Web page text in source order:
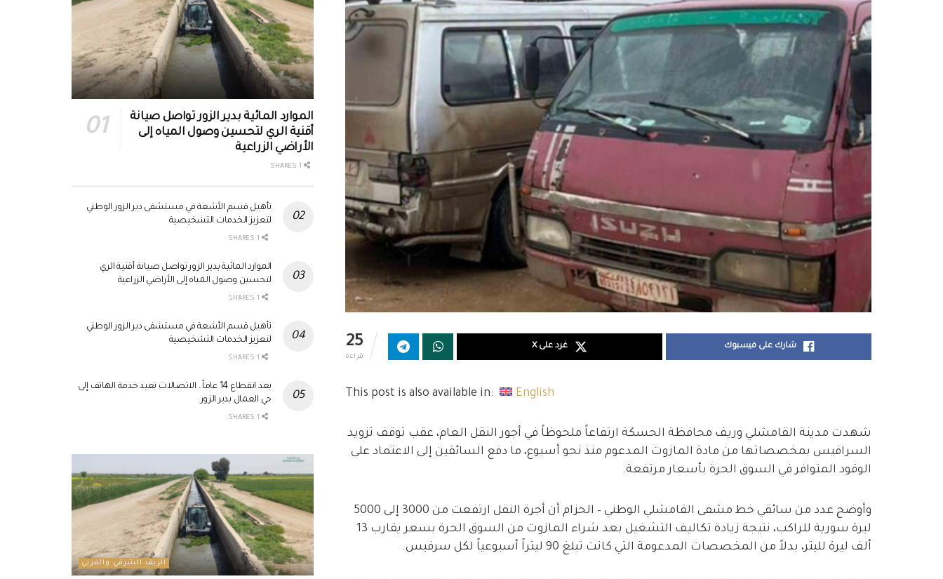
25
قراءة
شارك على فيسبوك غرد على X
This post is also available in: English
شهدت مدينة القامشلي وريف محافظة الحسكة ارتفاعاً ملحوظاً في أجور النقل العام، عقب توقف تزويد
السرافيس بمخصصاتها من مادة المازوت المدعوم منذ نحو أسبوع، ما دفع السائقين إلى الاعتماد على
الوقود المتوافر في السوق الحرة بأسعار مرتفعة.
وأوضح عدد من سائقي خط مشفى القامشلي الوطني – الحزام أن أجرة النقل ارتفعت من 3000 إلى 5000
ليرة سورية للراكب، نتيجة زيادة تكاليف التشغيل بعد شراء المازوت من السوق الحرة بسعر يقارب 13
ألف ليرة لليتر، بدلاً من المخصصات المدعومة التي كانت تبلغ 90 ليتراً أسبوعياً لكل سرفيس.
الموارد المائية بدير الزور تواصل صيانة
أقنية الري لتحسين وصول المياه إلى
الأراضي الزراعية
تأهيل قسم الأشعة في مستشفى دير الزور الوطني
لتعزيز الخدمات التشخيصية
الموارد المائية بدير الزور تواصل صيانة أقنية الري
لتحسين وصول المياه إلى الأراضي الزراعية
تأهيل قسم الأشعة في مستشفى دير الزور الوطني
لتعزيز الخدمات التشخيصية
بعد انقطاع 14 عاماً.. الاتصالات تعيد خدمة الهاتف إلى
حي العمال بدير الزور
الريف الشرقي والغربي